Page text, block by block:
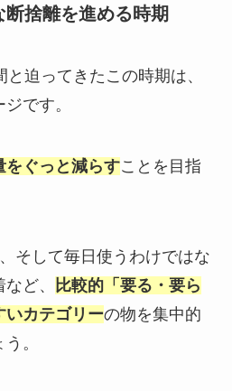
捨離を進める時期
迫ってきたこの時期は、
です。
をぐっと減らすことを目指
そして毎日使うわけではな
ど、
比較的「要る・要ら
いカテゴリーの物を集中的
。